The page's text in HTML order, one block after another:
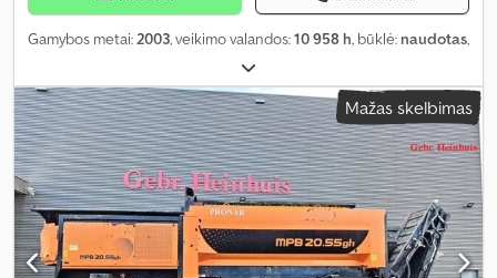
Gamybos metai:2003, veikimo valandos:10 958 h, būklė: naudotas,
Mažas skelbimas